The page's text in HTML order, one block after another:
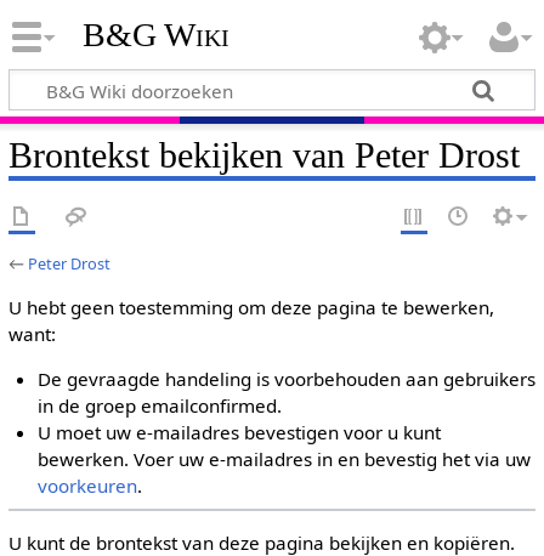
B&G Wiki
Brontekst bekijken van Peter Drost
← Peter Drost
U hebt geen toestemming om deze pagina te bewerken,
want:
De gevraagde handeling is voorbehouden aan gebruikers
in de groep emailconfirmed.
U moet uw e-mailadres bevestigen voor u kunt
bewerken. Voer uw e-mailadres in en bevestig het via uw
voorkeuren.
U kunt de brontekst van deze pagina bekijken en kopiëren.